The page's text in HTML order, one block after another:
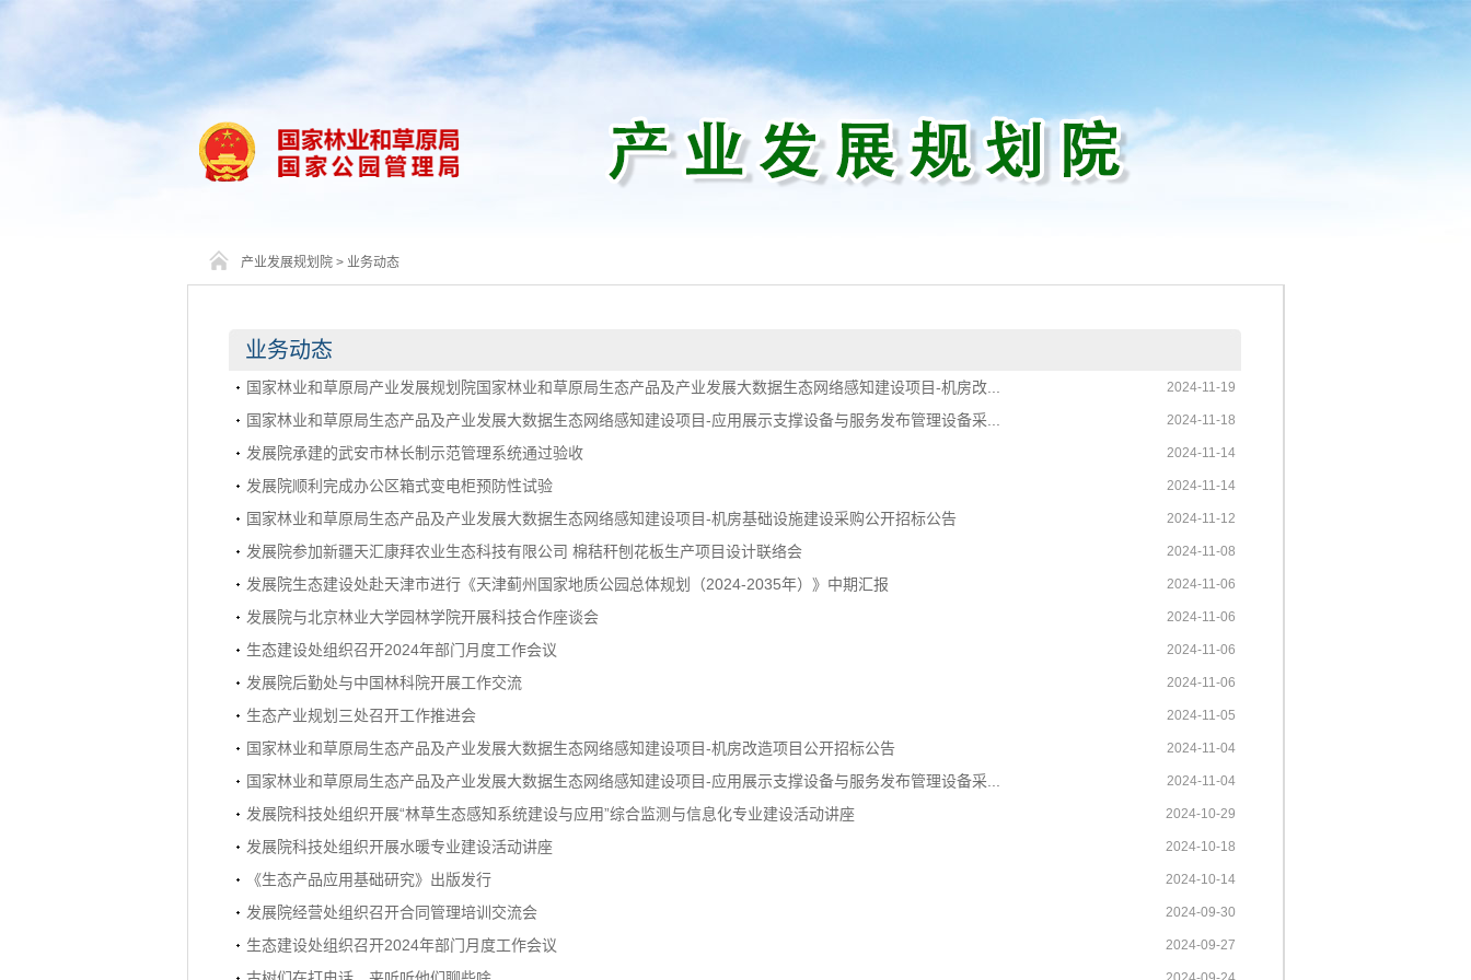
产业发展规划院 > 业务动态
业务动态
国家林业和草原局产业发展规划院国家林业和草原局生态产品及产业发展大数据生态网络感知建设项目-机房改... 2024-11-19
国家林业和草原局生态产品及产业发展大数据生态网络感知建设项目-应用展示支撑设备与服务发布管理设备采... 2024-11-18
发展院承建的武安市林长制示范管理系统通过验收 2024-11-14
发展院顺利完成办公区箱式变电柜预防性试验 2024-11-14
国家林业和草原局生态产品及产业发展大数据生态网络感知建设项目-机房基础设施建设采购公开招标公告 2024-11-12
发展院参加新疆天汇康拜农业生态科技有限公司 棉秸秆刨花板生产项目设计联络会 2024-11-08
发展院生态建设处赴天津市进行《天津蓟州国家地质公园总体规划（2024-2035年）》中期汇报 2024-11-06
发展院与北京林业大学园林学院开展科技合作座谈会 2024-11-06
生态建设处组织召开2024年部门月度工作会议 2024-11-06
发展院后勤处与中国林科院开展工作交流 2024-11-06
生态产业规划三处召开工作推进会 2024-11-05
国家林业和草原局生态产品及产业发展大数据生态网络感知建设项目-机房改造项目公开招标公告 2024-11-04
国家林业和草原局生态产品及产业发展大数据生态网络感知建设项目-应用展示支撑设备与服务发布管理设备采... 2024-11-04
发展院科技处组织开展“林草生态感知系统建设与应用”综合监测与信息化专业建设活动讲座 2024-10-29
发展院科技处组织开展水暖专业建设活动讲座 2024-10-18
《生态产品应用基础研究》出版发行 2024-10-14
发展院经营处组织召开合同管理培训交流会 2024-09-30
生态建设处组织召开2024年部门月度工作会议 2024-09-27